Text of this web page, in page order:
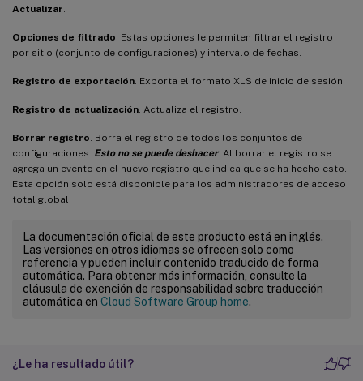
Actualizar
Opciones de filtrado . Estas opciones le permiten filtrar el registro
por sitio (conjunto de configuraciones) y intervalo de fechas.
Registro de exportación . Exporta el formato XLS de inicio de sesión.
Registro de actualización . Actualiza el registro.
Borrar registro . Borra el registro de todos los conjuntos de
configuraciones. Esto no se puede deshacer. Al borrar el registro se
agrega un evento en el nuevo registro que indica que se ha hecho esto.
Esta opción solo está disponible para los administradores de acceso
total global.
La documentación oficial de este producto está en inglés.
Las versiones en otros idiomas se ofrecen solo como
referencia y pueden incluir contenido traducido de forma
automática. Para obtener más información, consulte la
cláusula de exención de responsabilidad sobre traducción
automática en Cloud Software Group home.
¿Le ha resultado útil?